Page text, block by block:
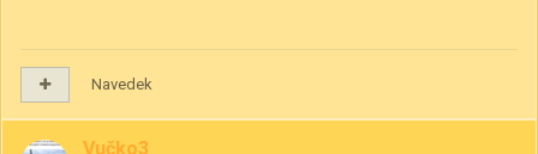
Navedek
Vučko3